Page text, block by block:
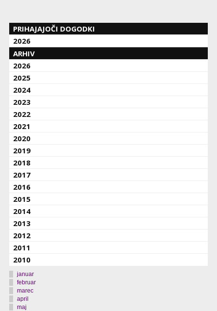
PRIHAJAJOČI DOGODKI
2026
ARHIV
2026
2025
2024
2023
2022
2021
2020
2019
2018
2017
2016
2015
2014
2013
2012
2011
2010
januar
februar
marec
april
maj